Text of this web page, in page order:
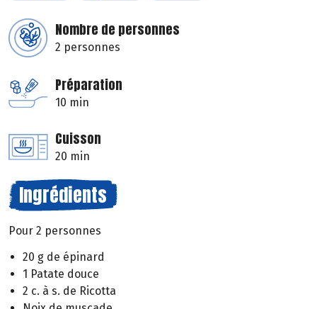
Nombre de personnes
2 personnes
Préparation
10 min
Cuisson
20 min
Ingrédients
Pour 2 personnes
20 g de épinard
1 Patate douce
2 c. à s. de Ricotta